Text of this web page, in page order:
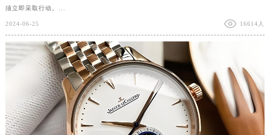
须立即采取行动。...
2024-06-25 16614人